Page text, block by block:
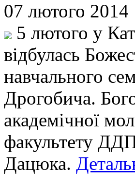
07 лютого 2014
5 лютого у
відбулась
навчального
Дрогобича.
академічної
факультету
Дацюка.